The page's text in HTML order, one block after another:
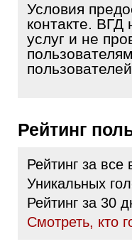
Условия
контакте. ВГД
услуг и не
Рейтинг
Рейтинг за все
Уникальных
Рейтинг за 30
Cмотреть, кто